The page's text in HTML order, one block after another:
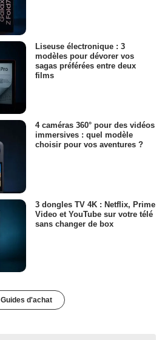
Liseuse électronique : 3
modèles pour dévorer vos
sagas préférées entre deux
films
4 caméras 360° pour des vidéos
immersives : quel modèle
choisir pour vos aventures ?
3 dongles TV 4K : Netflix, Prime
Video et YouTube sur votre télé
sans changer de box
Guides d'achat